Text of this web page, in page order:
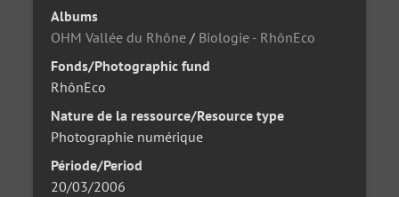
Albums
OHM Vallée du Rhône / Biologie - RhônEco
Fonds/Photographic fund
RhônEco
Nature de la ressource/Resource type
Photographie numérique
Période/Period
20/03/2006